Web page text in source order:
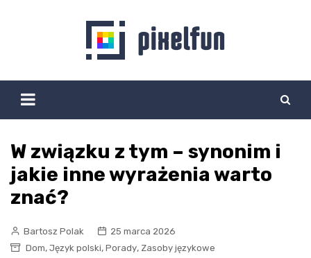
W związku z tym – synonim i
jakie inne wyrażenia warto
znać?
Bartosz Polak
25 marca 2026
Dom, Język polski, Porady, Zasoby językowe